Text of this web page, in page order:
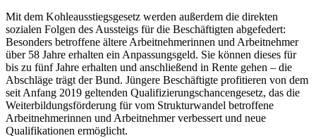
Mit dem Kohleausstiegsgesetz werden außerdem die direkten
sozialen Folgen des Aussteigs für die Beschäftigten abgefedert:
Besonders betroffene ältere Arbeitnehmerinnen und Arbeitnehmer
über 58 Jahre erhalten ein Anpassungsgeld. Sie können dieses für
bis zu fünf Jahre erhalten und anschließend in Rente gehen – die
Abschläge trägt der Bund. Jüngere Beschäftigte profitieren von dem
seit Anfang 2019 geltenden Qualifizierungschancengesetz, das die
Weiterbildungsförderung für vom Strukturwandel betroffene
Arbeitnehmerinnen und Arbeitnehmer verbessert und neue
Qualifikationen ermöglicht.